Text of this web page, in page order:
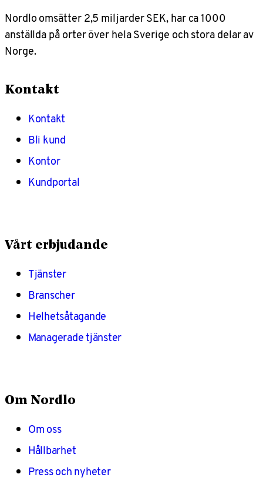
Nordlo omsätter 2,5 miljarder SEK, har ca 1000
anställda på orter över hela Sverige och stora delar av
Norge.
Kontakt
Kontakt
Bli kund
Kontor
Kundportal
Vårt erbjudande
Tjänster
Branscher
Helhetsåtagande
Managerade tjänster
Om Nordlo
Om oss
Hållbarhet
Press och nyheter